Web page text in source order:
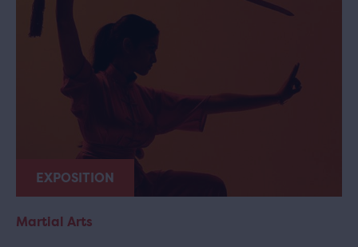
EXPOSITION
Martial Arts